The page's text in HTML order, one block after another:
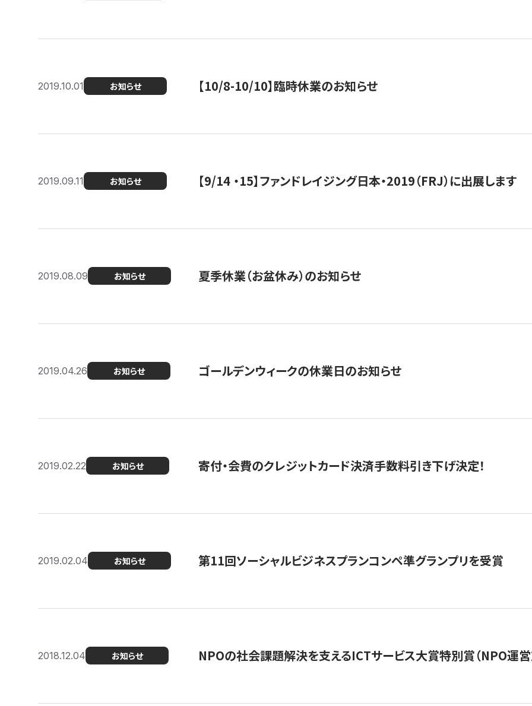
2019.10.01 お知らせ 【10/8-10/10】臨時休業のお知らせ
2019.09.11 お知らせ 【9/14 ・15】ファンドレイジング日本・2019（FRJ）に出展します
2019.08.09 お知らせ 夏季休業（お盆休み）のお知らせ
2019.04.26 お知らせ ゴールデンウィークの休業日のお知らせ
2019.02.22 お知らせ 寄付・会費のクレジットカード決済手数料引き下げ決定！
2019.02.04 お知らせ 第11回ソーシャルビジネスプランコンペ準グランプリを受賞
2018.12.04 お知らせ NPOの社会課題解決を支えるICTサービス大賞特別賞（NPO運